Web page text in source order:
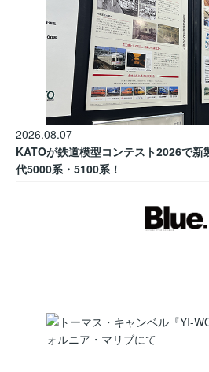
2026.08.07
KATOが鉄道模型コンテスト2026で新
代5000系・5100系！